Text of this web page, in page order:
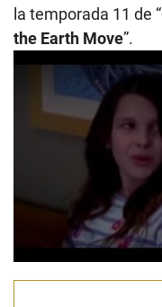
la temporada 11 de “
the Earth Move”.